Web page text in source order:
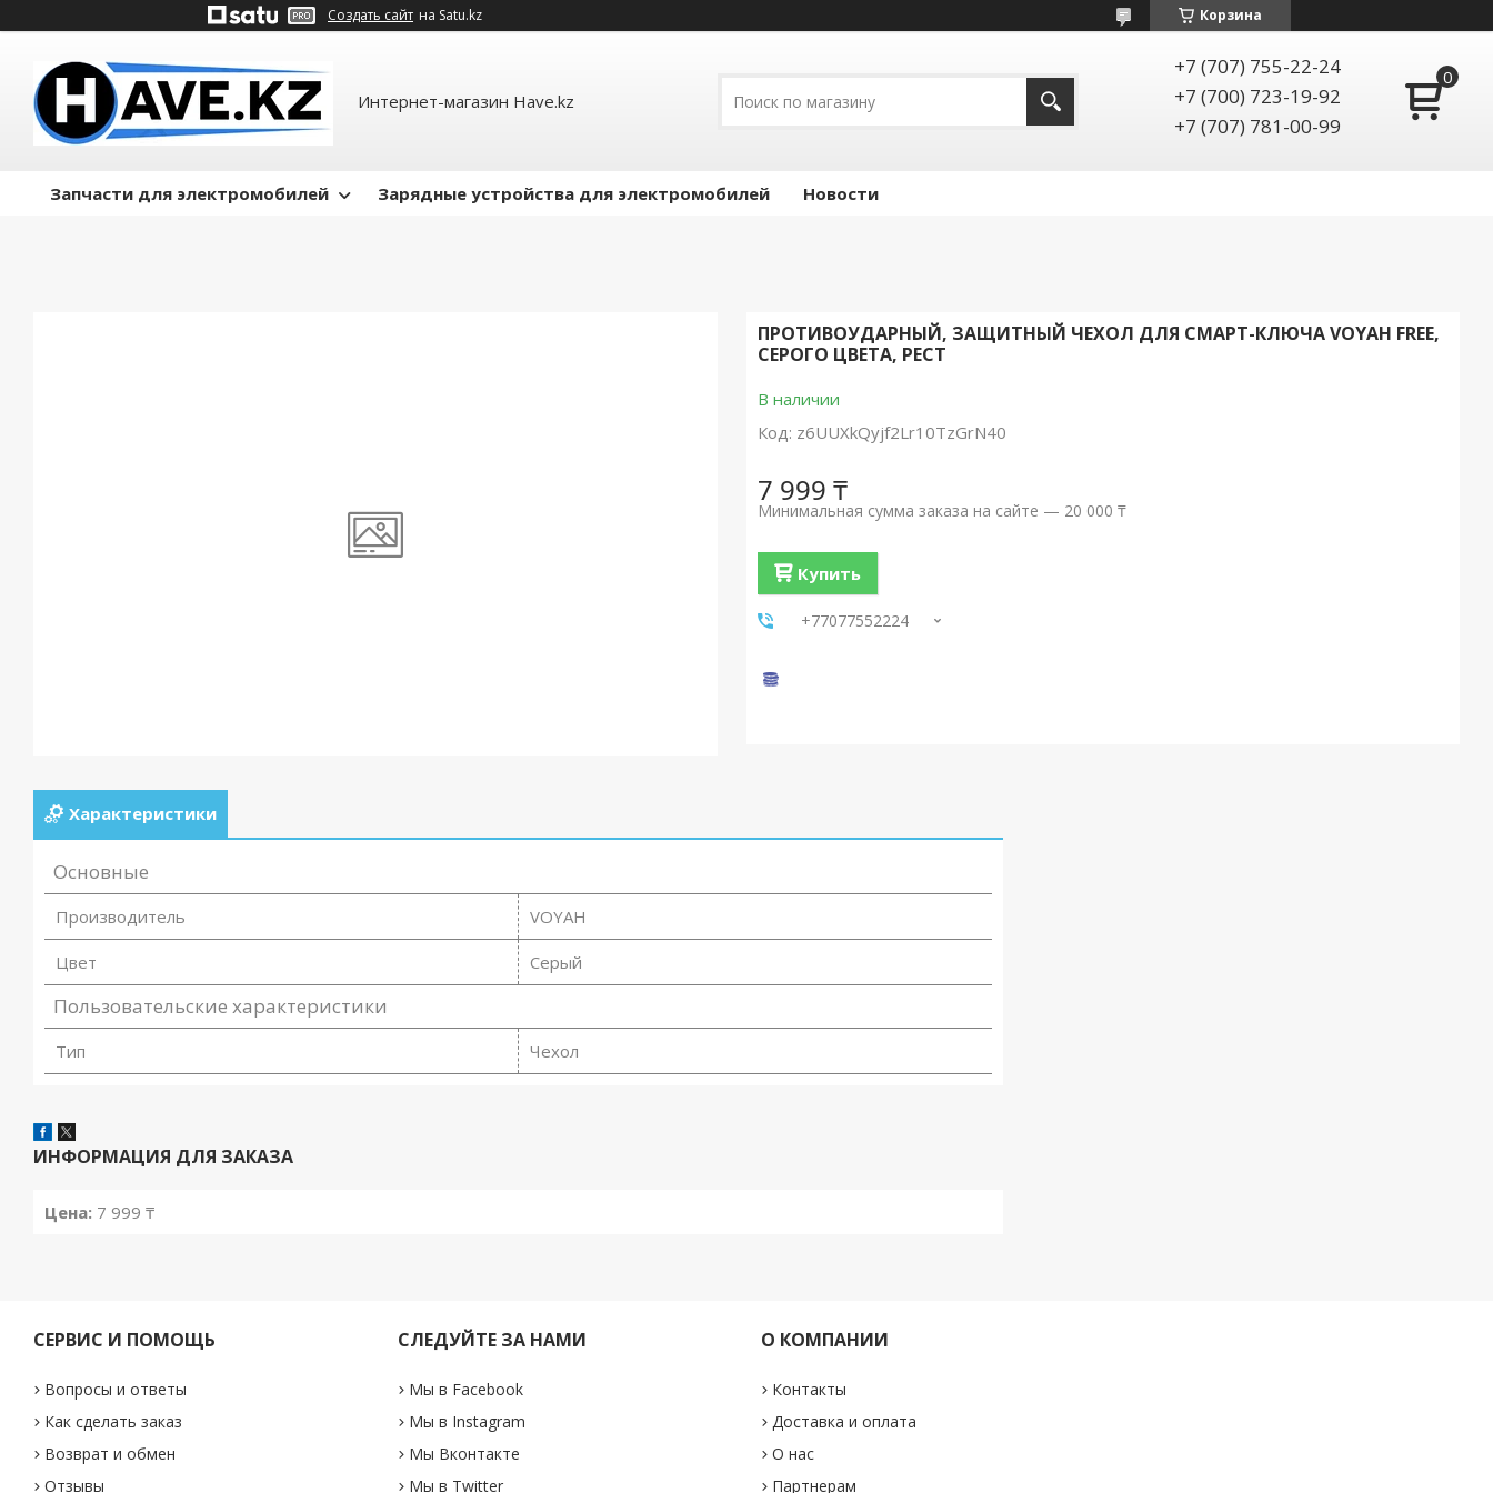
Создать сайт на Satu.kz Корзина
Интернет-магазин Have.kz
+7 (707) 755-22-24
+7 (700) 723-19-92
+7 (707) 781-00-99
Запчасти для электромобилей Зарядные устройства для электромобилей Новости
ПРОТИВОУДАРНЫЙ, ЗАЩИТНЫЙ ЧЕХОЛ ДЛЯ СМАРТ-КЛЮЧА VOYAH FREE,
СЕРОГО ЦВЕТА, РЕСТ
В наличии
Код: z6UUXkQyjf2Lr10TzGrN40
7 999 ₸
Минимальная сумма заказа на сайте — 20 000 ₸
Купить
+77077552224
Характеристики
Основные
Производитель VOYAH
Цвет Серый
Пользовательские характеристики
Тип Чехол
ИНФОРМАЦИЯ ДЛЯ ЗАКАЗА
Цена: 7 999 ₸
СЕРВИС И ПОМОЩЬ
Вопросы и ответы
Как сделать заказ
Возврат и обмен
Отзывы
СЛЕДУЙТЕ ЗА НАМИ
Мы в Facebook
Мы в Instagram
Мы Вконтакте
Мы в Twitter
О КОМПАНИИ
Контакты
Доставка и оплата
О нас
Партнерам